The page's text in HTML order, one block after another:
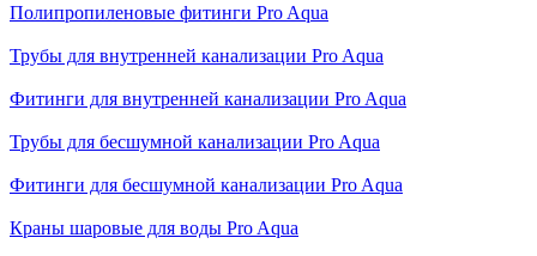
Полипропиленовые фитинги Pro Aqua
Трубы для внутренней канализации Pro Aqua
Фитинги для внутренней канализации Pro Aqua
Трубы для бесшумной канализации Pro Aqua
Фитинги для бесшумной канализации Pro Aqua
Краны шаровые для воды Pro Aqua